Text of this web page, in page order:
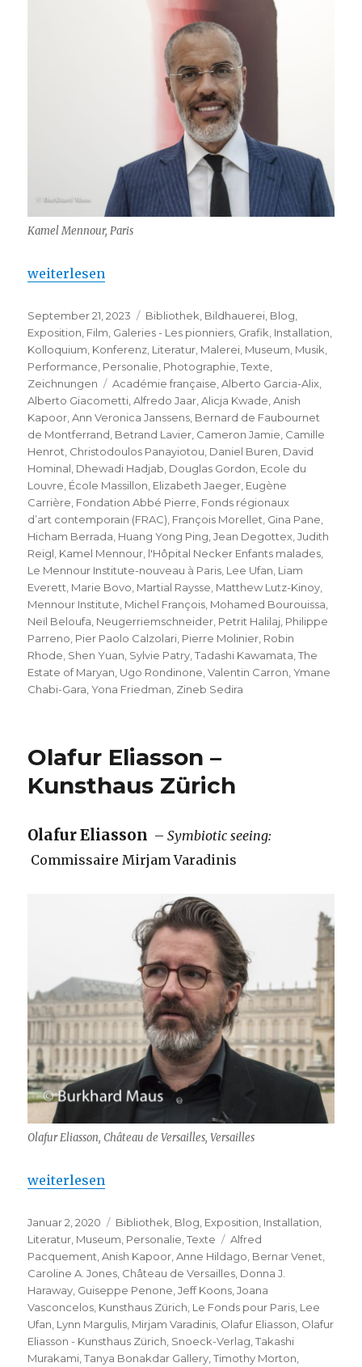
Kamel Mennour, Paris
„Le Mennour Institute – nouveau à Paris“
weiterlesen
Veröffentlicht
am
September 21, 2023 Kategorien
Bibliothek Bildhauerei Blog
Exposition Film Galeries - Les pionniers Grafik Installation
Kolloquium Konferenz Literatur Malerei Museum Musik
Performance Personalie Photographie ,Texte
Zeichnungen
Schlagwörter
Académie française ,Alberto Garcia-Alix
Alberto Giacometti ,Alfredo Jaar ,Alicja Kwade ,Anish
Kapoor ,Ann Veronica Janssens Bernard de Faubournet
de Montferrand Betrand Lavier Cameron Jamie Camille
Henrot Christodoulos Panayiotou Daniel Buren David
Hominal Dhewadi Hadjab Douglas Gordon Ecole du
Louvre École Massillon Elizabeth Jaeger Eugène
Carrière Fondation Abbé Pierre Fonds régionaux
d’art contemporain (FRAC) François Morellet Gina Pane
Hicham Berrada Huang Yong Ping ,Jean Degottex ,Judith
Reigl Kamel Mennour l'Hôpital Necker Enfants malades
Le Mennour Institute-nouveau à Paris Lee Ufan Liam
Everett Marie Bovo Martial Raysse Matthew Lutz-Kinoy
Mennour Institute Michel François Mohamed Bourouissa
Neïl Beloufa Neugerriemschneider Petrit Halilaj Philippe
Parreno Pier Paolo Calzolari Pierre Molinier Robin
Rhode Shen Yuan Sylvie Patry ,Tadashi Kawamata ,The
Estate of Maryan Ugo Rondinone ,Valentin Carron ,Ymane
Chabi-Gara ,Yona Friedman Zineb Sedira
Olafur Eliasson –
Kunsthaus Zürich
Olafur Eliasson –Symbiotic seeing:
Commissaire Mirjam Varadinis
Olafur Eliasson, Château de Versailles, Versailles
„Olafur Eliasson – Kunsthaus Zürich“
weiterlesen
Veröffentlicht
am
Januar 2, 2020 Kategorien
Bibliothek Blog Exposition Installation
Literatur Museum Personalie ,Texte Schlagwörter
Alfred
Pacquement ,Anish Kapoor ,Anne Hildago Bernar Venet
Caroline A. Jones Château de Versailles Donna J.
Haraway Guiseppe Penone ,Jeff Koons ,Joana
Vasconcelos Kunsthaus Zürich Le Fonds pour Paris Lee
Ufan Lynn Margulis Mirjam Varadinis Olafur Eliasson Olafur
Eliasson - Kunsthaus Zürich Snoeck-Verlag ,Takashi
Murakami ,Tanya Bonakdar Gallery ,Timothy Morton